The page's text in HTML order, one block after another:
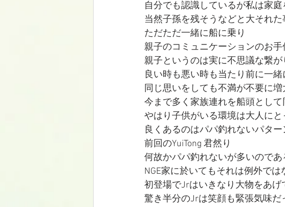
自分でも認識しているが私は家
当然子孫を残そうなどと大それ
ただただ一緒に船に乗り
親子のコミュニケーションのお手
親子というのは実に不思議な繋が
良い時も悪い時も当たり前に一緒
同じ思いをしても不満が不要に
今まで多く家族連れを船頭とし
やはり子供がいる環境は大人に
良くあるのはパパ釣れないパター
前回のYuiTong 君然り
何故かパパ釣れないが多いのであ
NGE家に於いてもそれは例外では
初登場でJrはいきなり大物をあげ
驚き半分のJrは笑顔も緊張気味だ